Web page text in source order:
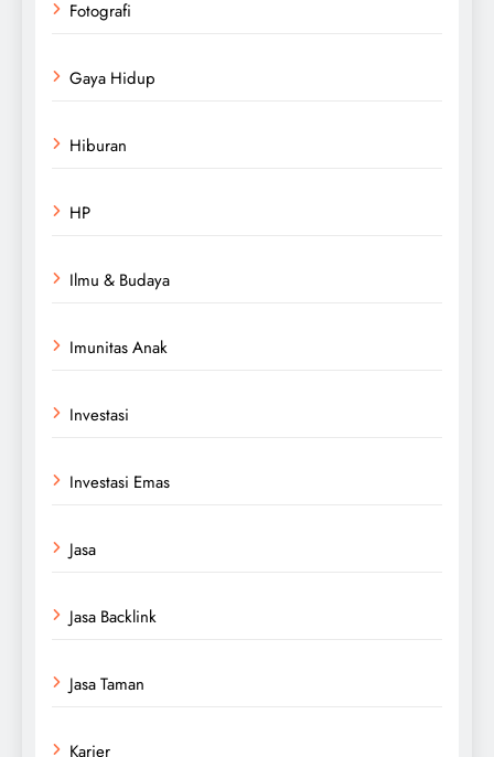
Fotografi
Gaya Hidup
Hiburan
HP
Ilmu & Budaya
Imunitas Anak
Investasi
Investasi Emas
Jasa
Jasa Backlink
Jasa Taman
Karier